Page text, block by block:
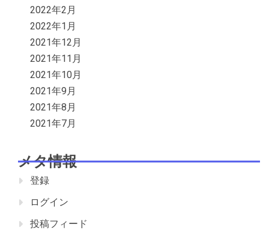
2022年2月
2022年1月
2021年12月
2021年11月
2021年10月
2021年9月
2021年8月
2021年7月
メタ情報
登録
ログイン
投稿フィード